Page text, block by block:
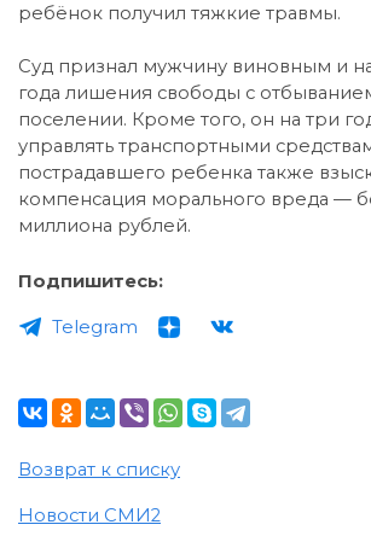
ребёнок получил тяжкие травмы.
Суд признал мужчину виновным и
года лишения свободы с
поселении. Кроме того, он на три
управлять транспортными
пострадавшего ребенка также
компенсация морального вреда —
миллиона рублей.
Подпишитесь:
Telegram
Возврат к списку
Новости СМИ2